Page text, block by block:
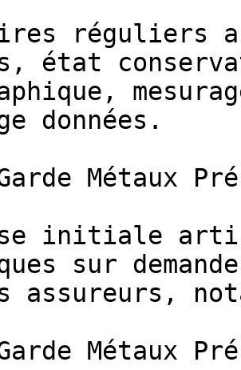
réguliers
état
données.
Métaux
initiale
sur
assureurs,
Métaux